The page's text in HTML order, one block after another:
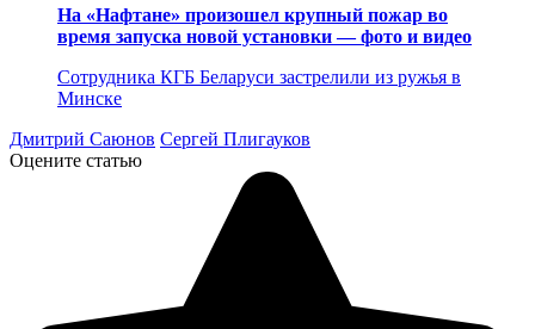
На «Нафтане» произошел крупный пожар во
время запуска новой установки — фото и видео
Сотрудника КГБ Беларуси застрелили из ружья в
Минске
Дмитрий Саюнов Сергей Плигауков
Оцените статью